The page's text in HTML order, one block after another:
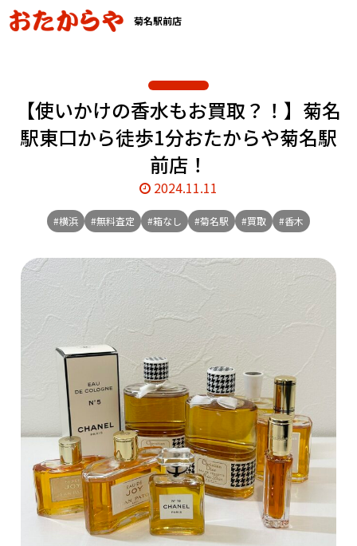
菊名駅前店
【使いかけの香水もお買取？！】菊名
駅東口から徒歩1分おたからや菊名駅
前店！
2024.11.11
#横浜 #無料査定 #箱なし #菊名駅 #買取 #香木